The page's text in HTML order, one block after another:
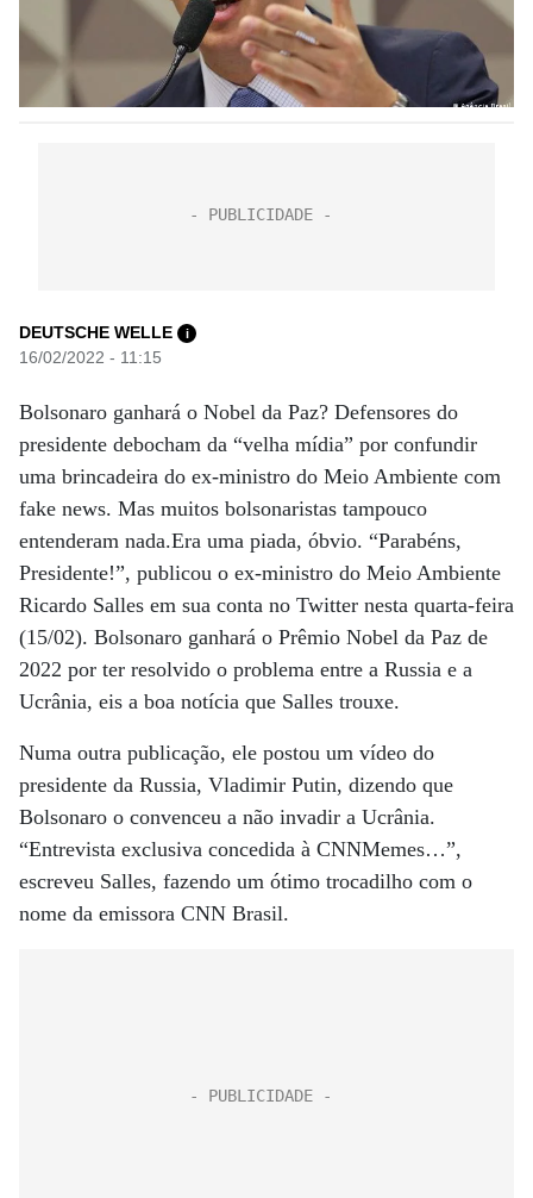
DEUTSCHE WELLE i
16/02/2022 - 11:15
Bolsonaro ganhará o Nobel da Paz? Defensores do
presidente debocham da “velha mídia” por confundir
uma brincadeira do ex-ministro do Meio Ambiente com
fake news. Mas muitos bolsonaristas tampouco
entenderam nada.Era uma piada, óbvio. “Parabéns,
Presidente!”, publicou o ex-ministro do Meio Ambiente
Ricardo Salles em sua conta no Twitter nesta quarta-feira
(15/02). Bolsonaro ganhará o Prêmio Nobel da Paz de
2022 por ter resolvido o problema entre a Russia e a
Ucrânia, eis a boa notícia que Salles trouxe.
Numa outra publicação, ele postou um vídeo do
presidente da Russia, Vladimir Putin, dizendo que
Bolsonaro o convenceu a não invadir a Ucrânia.
“Entrevista exclusiva concedida à CNNMemes…”,
escreveu Salles, fazendo um ótimo trocadilho com o
nome da emissora CNN Brasil.